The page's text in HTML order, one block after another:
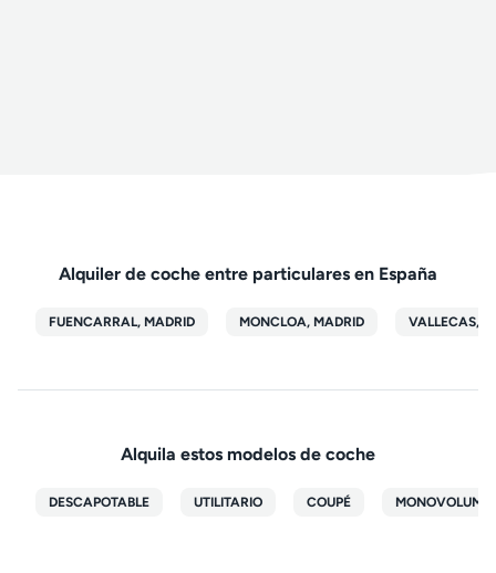
Alquiler de coche entre particulares en España
FUENCARRAL, MADRID MONCLOA, MADRID VALLECAS,
Alquila estos modelos de coche
DESCAPOTABLE UTILITARIO COUPÉ